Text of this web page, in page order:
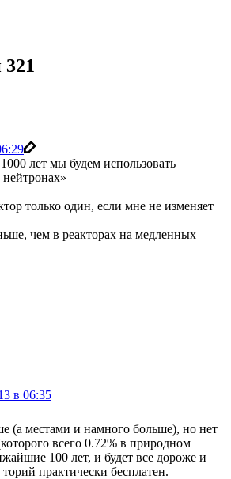
321
лет мы будем использовать
только один, если мне не изменяет
чем в реакторах на медленных
в 06:35
(а местами и намного больше), но нет
всего 0.72% в природном
100 лет, и будет все дороже и
практически бесплатен.